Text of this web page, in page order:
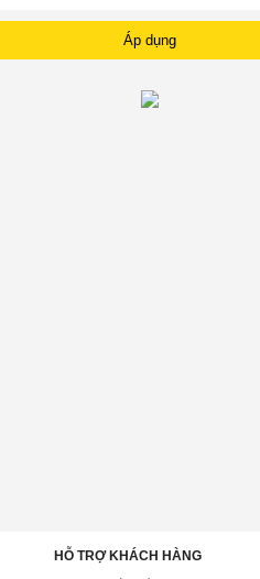
Áp dụng
HỖ TRỢ KHÁCH HÀNG